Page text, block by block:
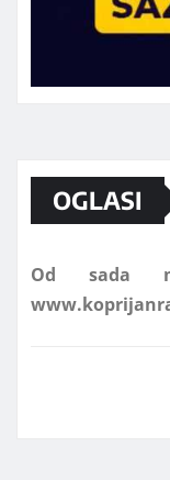
OGLASI
Od sada